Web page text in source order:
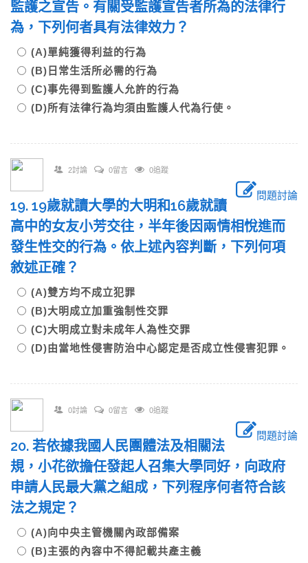
監護之宣告。有關受監護宣告者所為的法律行
為，下列何者具有法律效力？
(A)單純獲得利益的行為
(B)日常生活所必需的行為
(C)事先得到監護人允許的行為
(D)所有法律行為均須由監護人代為行使。
2討論 0留言 0追蹤
問題討論
19. 19歲就讀大學的大明和16歲就讀
高中的女友小芳交往，半年後因兩情相悅進而
發生性交的行為。依上述內容判斷，下列何項
敘述正確？
(A)雙方均不成立犯罪
(B)大明成立加重強制性交罪
(C)大明成立對未成年人為性交罪
(D)由當地性侵害防治中心認定是否成立性侵害犯罪。
0討論 0留言 0追蹤
問題討論
20. 若依據我國人民團體法及相關法
規，小花欲擔任發起人召集大學同好，向政府
申請人民最大黨之組成，下列程序何者符合該
法之規定？
(A)向中央主管機關內政部備案
(B)主張的內容中不得記載共產主義